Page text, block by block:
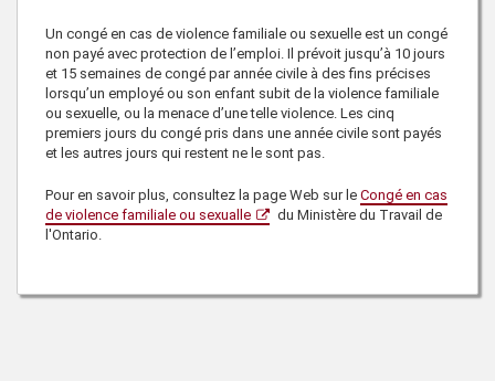
Un congé en cas de violence familiale ou sexuelle est un congé
non payé avec protection de l’emploi. Il prévoit jusqu’à 10 jours
et 15 semaines de congé par année civile à des fins précises
lorsqu’un employé ou son enfant subit de la violence familiale
ou sexuelle, ou la menace d’une telle violence. Les cinq
premiers jours du congé pris dans une année civile sont payés
et les autres jours qui restent ne le sont pas.
Pour en savoir plus, consultez la page Web sur le Congé en cas
de violence familiale ou sexualle
du Ministère du Travail de
l'Ontario.